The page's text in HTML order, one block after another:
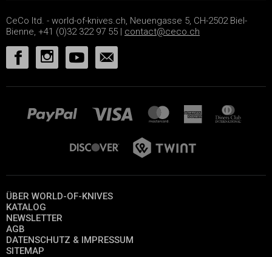
CeCo ltd. - world-of-knives.ch, Neuengasse 5, CH-2502 Biel-
Bienne, +41 (0)32 322 97 55 | contact@ceco.ch
ÜBER WORLD-OF-KNIVES
KATALOG
NEWSLETTER
AGB
DATENSCHUTZ & IMPRESSUM
SITEMAP